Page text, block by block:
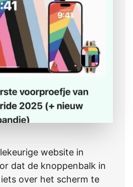
website in
dat de knoppenbalk in
over het scherm te